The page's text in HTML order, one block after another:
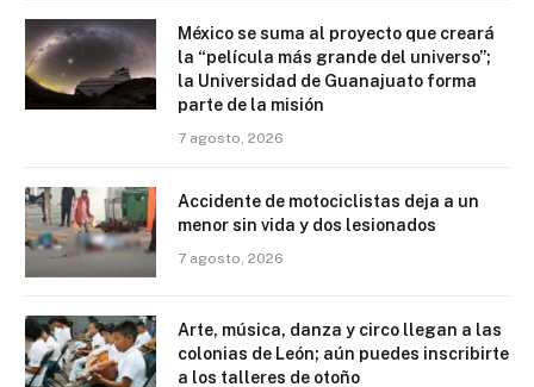
México se suma al proyecto que creará
la “película más grande del universo”;
la Universidad de Guanajuato forma
parte de la misión
7 agosto, 2026
Accidente de motociclistas deja a un
menor sin vida y dos lesionados
7 agosto, 2026
Arte, música, danza y circo llegan a las
colonias de León; aún puedes inscribirte
a los talleres de otoño